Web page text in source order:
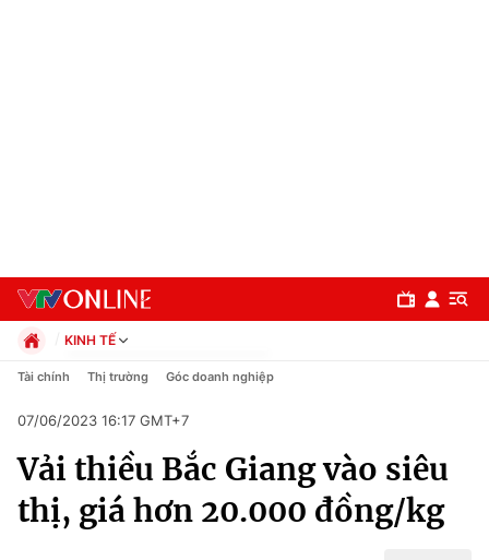
Chuyên mục
Chính trị
KINH TẾ
Chính trị
Pháp luật
Kinh tế
Thể thao
Truyền hình
Tài chính Thị trường Góc doanh nghiệp
07/06/2023 16:17 GMT+7
Vải thiều Bắc Giang vào siêu
thị, giá hơn 20.000 đồng/kg